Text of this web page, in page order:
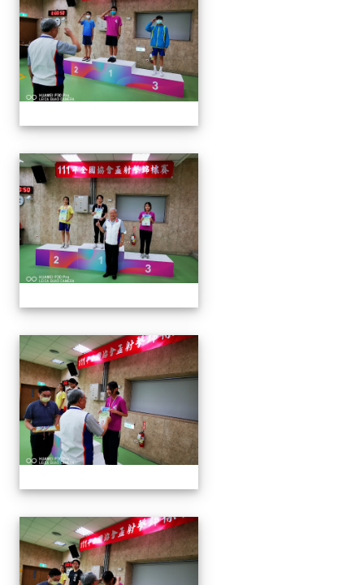
1110913 111年協會盃射擊
1110913 111年協會盃射擊
1110913 111年協會盃射擊